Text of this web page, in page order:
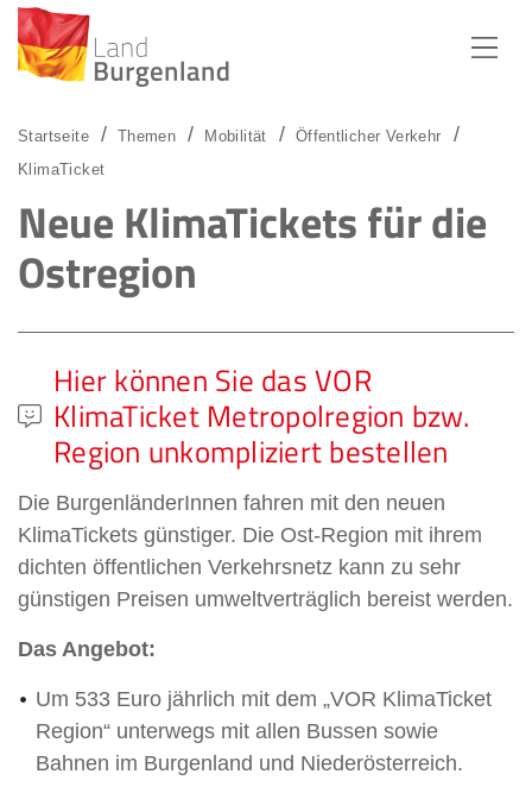
Startseite Themen Mobilität
Öffentlicher Verkehr
KlimaTicket
Neue KlimaTickets für die
Ostregion
Hier können Sie das VOR
KlimaTicket Metropolregion bzw.
Region unkompliziert bestellen
Die BurgenländerInnen fahren mit den neuen
KlimaTickets günstiger. Die Ost-Region mit ihrem
dichten öffentlichen Verkehrsnetz kann zu sehr
günstigen Preisen umweltverträglich bereist werden.
Das Angebot:
Um 533 Euro jährlich mit dem „VOR KlimaTicket
Region“ unterwegs mit allen Bussen sowie
Bahnen im Burgenland und Niederösterreich.